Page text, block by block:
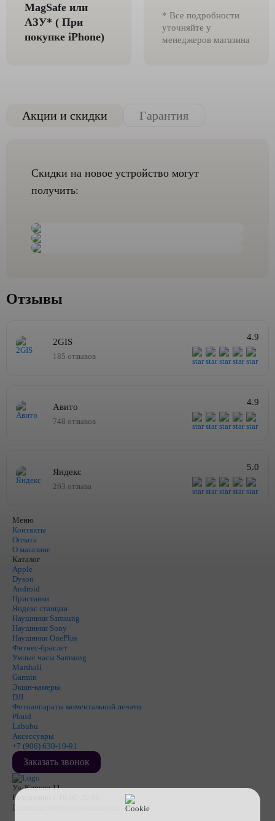
MagSafe или
AЗУ* ( При
покупке iPhone)
* Все подробности
уточняйте у
менеджеров магазина
Акции и скидки Гарантия
Скидки на новое устройство могут
получить:
Отзывы
2GIS
185 отзывов
4.9
Авито
748 отзывов
4.9
Яндекс
263 отзыва
5.0
Меню
Контакты
Оплата
О магазине
Каталог
Apple
Dyson
Android
Приставки
Яндекс станции
Наушники Samsung
Наушники Sony
Наушники OnePlus
Фитнес-браслет
Умные часы Samsung
Marshall
Garmin
Экшн-камеры
DJI
Фотоаппараты моментальной печати
Plaud
Labubu
Аксессуары
+7 (906) 630-10-91
Заказать звонок
Ул. Кирова 11
Ежедневно с 10:00-20:00
Политика конфиденциальности